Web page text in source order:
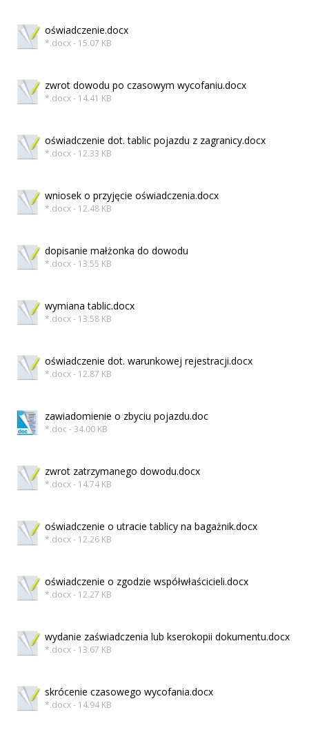
oświadczenie.docx
*.docx - 15.07 KB
zwrot dowodu po czasowym wycofaniu.docx
*.docx - 14.41 KB
oświadczenie dot. tablic pojazdu z zagranicy.docx
*.docx - 12.33 KB
wniosek o przyjęcie oświadczenia.docx
*.docx - 12.48 KB
dopisanie małżonka do dowodu
*.docx - 13.55 KB
wymiana tablic.docx
*.docx - 13.58 KB
oświadczenie dot. warunkowej rejestracji.docx
*.docx - 12.87 KB
zawiadomienie o zbyciu pojazdu.doc
*.doc - 34.00 KB
zwrot zatrzymanego dowodu.docx
*.docx - 14.74 KB
oświadczenie o utracie tablicy na bagażnik.docx
*.docx - 12.26 KB
oświadczenie o zgodzie współwłaścicieli.docx
*.docx - 12.27 KB
wydanie zaświadczenia lub kserokopii dokumentu.docx
*.docx - 13.67 KB
skrócenie czasowego wycofania.docx
*.docx - 14.94 KB